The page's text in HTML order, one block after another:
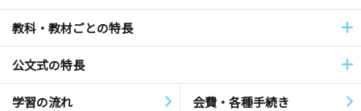
教科・教材ごとの特長
公文式の特長
学習の流れ 会費・各種手続き